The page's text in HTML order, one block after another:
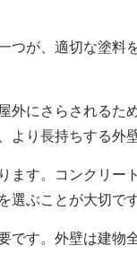
つが、適切な塗料
外にさらされるた
り長持ちする外
ます。コンクリー
選ぶことが大切です
です。外壁は建物